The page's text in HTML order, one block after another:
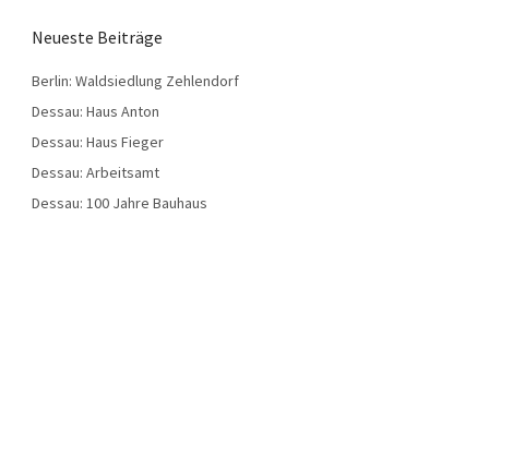
Neueste Beiträge
Berlin: Waldsiedlung Zehlendorf
Dessau: Haus Anton
Dessau: Haus Fieger
Dessau: Arbeitsamt
Dessau: 100 Jahre Bauhaus